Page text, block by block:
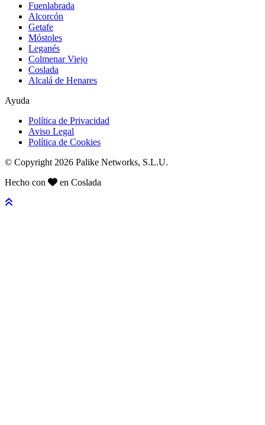
Fuenlabrada
Alcorcón
Getafe
Móstoles
Leganés
Colmenar Viejo
Coslada
Alcalá de Henares
Ayuda
Política de Privacidad
Aviso Legal
Política de Cookies
© Copyright 2026 Palike Networks, S.L.U.
Hecho con
en Coslada